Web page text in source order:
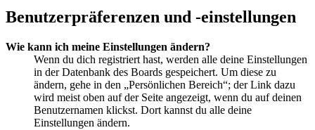
Benutzerpräferenzen und -einstellungen
Wie kann ich meine Einstellungen ändern?
Wenn du dich registriert hast, werden alle deine Einstellungen
in der Datenbank des Boards gespeichert. Um diese zu
ändern, gehe in den „Persönlichen Bereich“; der Link dazu
wird meist oben auf der Seite angezeigt, wenn du auf deinen
Benutzernamen klickst. Dort kannst du alle deine
Einstellungen ändern.